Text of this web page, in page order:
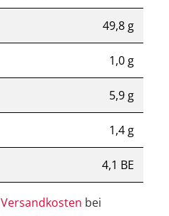
49,8 g
1,0 g
5,9 g
1,4 g
4,1 BE
Versandkosten bei